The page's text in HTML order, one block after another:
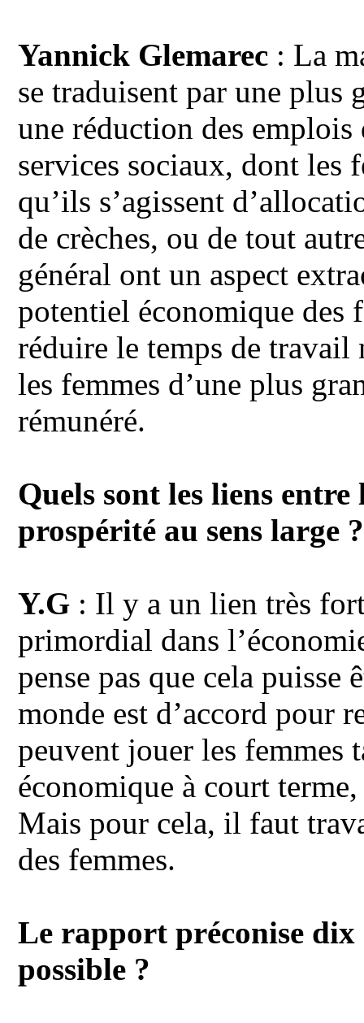
Yannick Glemarec : La
se traduisent par une plus
une réduction des
services sociaux, dont les
qu’ils s’agissent
de crèches, ou de tout
général ont un aspect
potentiel économique des
réduire le temps de
les femmes d’une plus
rémunéré.
Quels sont les liens entre
prospérité au sens large ?
Y.G : Il y a un lien très
primordial dans
pense pas que cela puisse
monde est d’accord pour
peuvent jouer les femmes
économique à court
Mais pour cela, il faut
des femmes.
Le rapport préconise
possible ?